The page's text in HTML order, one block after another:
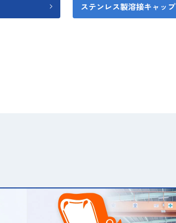
ステンレス製溶接キャップ